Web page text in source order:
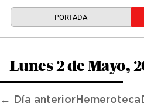
PORTADA
Lunes 2 de Mayo,
← Día anterior Hemeroteca